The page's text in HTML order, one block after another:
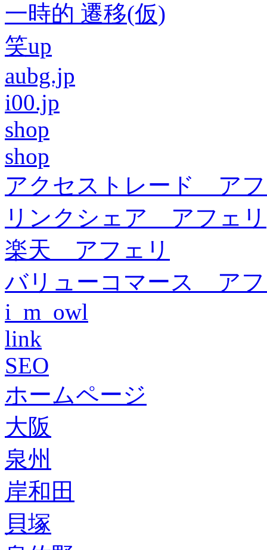
一時的 遷移(仮)
笑up
aubg.jp
i00.jp
shop
shop
アクセストレード ア
リンクシェア アフェリ
楽天 アフェリ
バリューコマース ア
i_m_owl
link
SEO
ホームページ
大阪
泉州
岸和田
貝塚